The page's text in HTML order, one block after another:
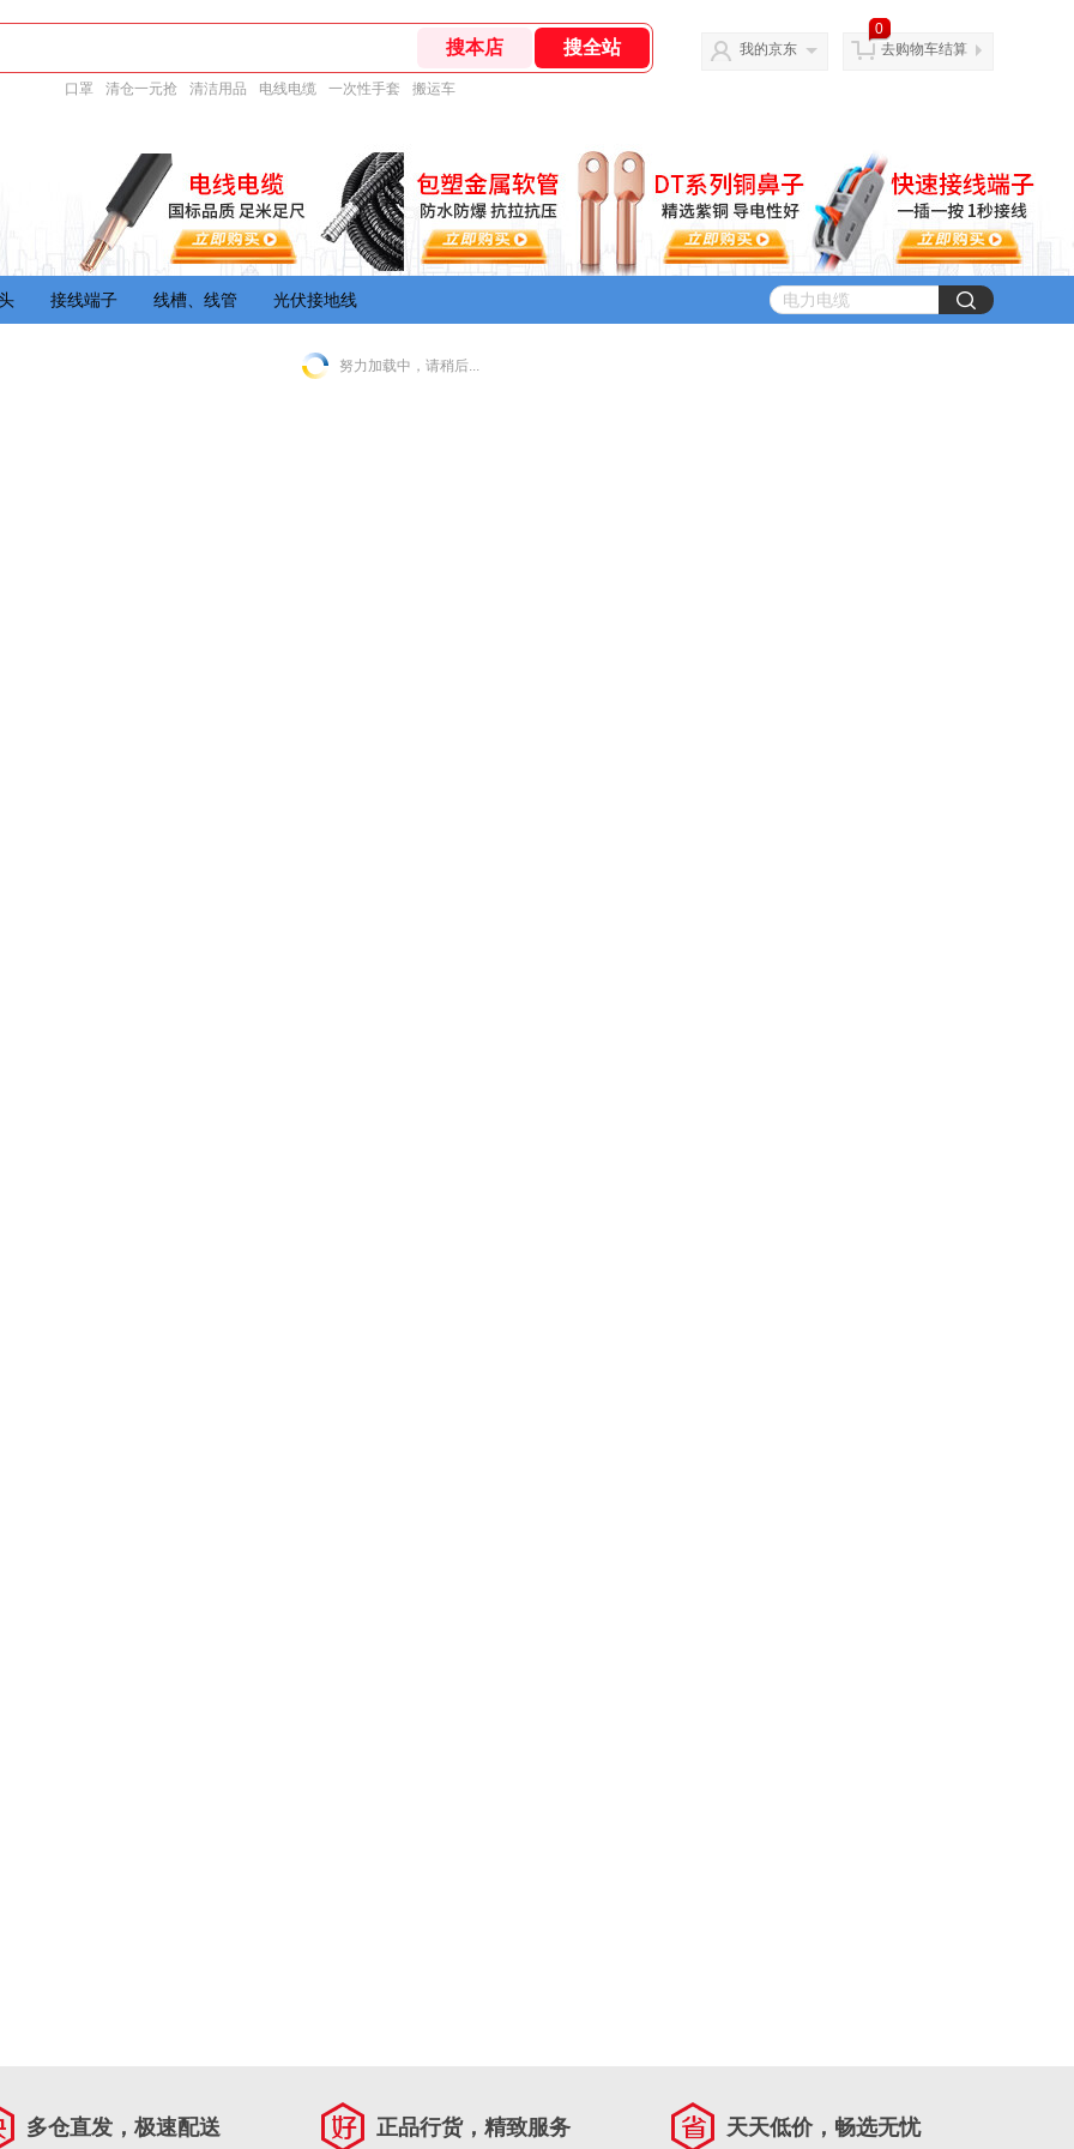
口罩 清仓一元抢 清洁用品 电线电缆 一次性手套 搬运车
我的京东
0
去购物车结算
接线端子 线槽、线管 光伏接地线
努力加载中，请稍后...
多仓直发，极速配送 正品行货，精致服务 天天低价，畅选无忧